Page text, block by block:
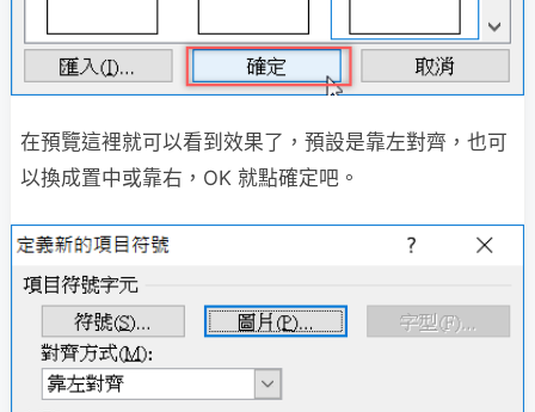
在預覽這裡就可以看到效果了，預設是靠左對齊，也可
以換成置中或靠右，OK 就點確定吧。